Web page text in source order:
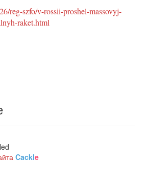
reg-szfo/v-rossii-proshel-massovyj-
raket.html
Cackle